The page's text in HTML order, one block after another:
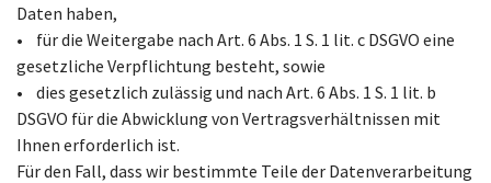
Daten haben,
• für die Weitergabe nach Art. 6 Abs. 1 S. 1 lit. c DSGVO eine
gesetzliche Verpflichtung besteht, sowie
• dies gesetzlich zulässig und nach Art. 6 Abs. 1 S. 1 lit. b
DSGVO für die Abwicklung von Vertragsverhältnissen mit
Ihnen erforderlich ist.
Für den Fall, dass wir bestimmte Teile der Datenverarbeitung